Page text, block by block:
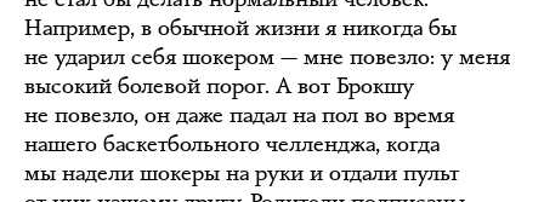
Например, в обычной жизни я никогда бы
не ударил себя шокером — мне повезло: у меня
высокий болевой порог. А вот Брокшу
не повезло, он даже падал на пол во время
нашего баскетбольного челленджа, когда
мы надели шокеры на руки и отдали пульт